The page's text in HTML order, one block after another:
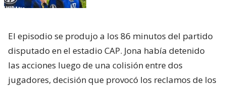
El episodio se produjo a los 86 minutos del partido
disputado en el estadio CAP. Jona había detenido
las acciones luego de una colisión entre dos
jugadores, decisión que provocó los reclamos de los